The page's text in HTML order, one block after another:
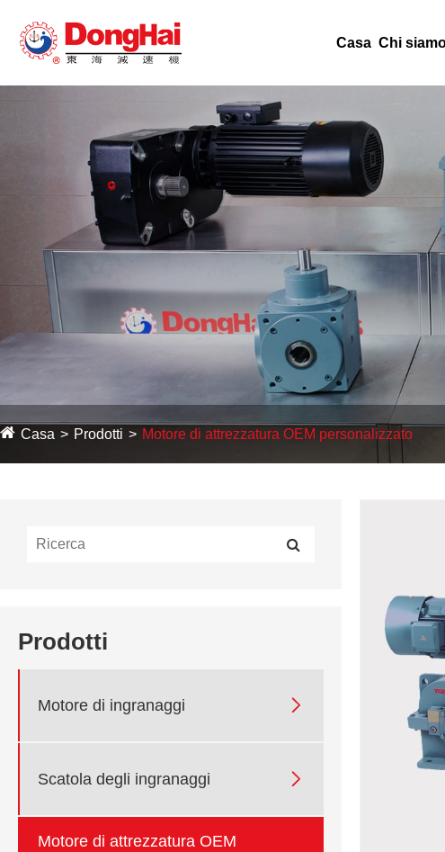
Casa Chi
Casa Prodotti Motore di attrezzatura OEM personalizzato
Prodotti
Motore di ingranaggi 
Scatola degli ingranaggi 
Motore di attrezzatura OEM